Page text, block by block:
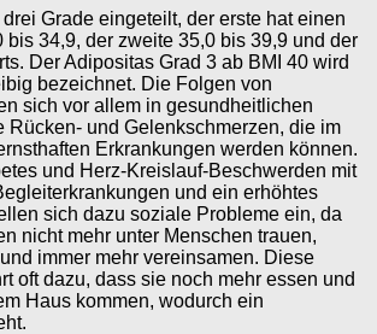
Grade eingeteilt, der erste hat einen
bis 34,9, der zweite 35,0 bis 39,9 und der
Der Adipositas Grad 3 ab BMI 40 wird
bezeichnet. Die Folgen von
sich vor allem in gesundheitlichen
Rücken- und Gelenkschmerzen, die im
Erkrankungen werden können.
und Herz-Kreislauf-Beschwerden mit
und ein erhöhtes
sich dazu soziale Probleme ein, da
nicht mehr unter Menschen trauen,
immer mehr vereinsamen. Diese
oft dazu, dass sie noch mehr essen und
Haus kommen, wodurch ein